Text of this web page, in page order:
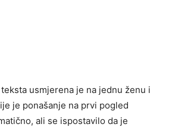
usmjerena je na jednu ženu i
je ponašanje na prvi pogled
ali se ispostavilo da je